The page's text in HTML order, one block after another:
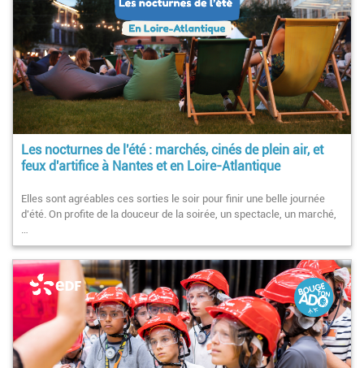
Les nocturnes de l'été : marchés, cinés de plein air, et
feux d'artifice à Nantes et en Loire-Atlantique
Elles sont agréables ces sorties le soir pour finir une belle journée
d'été. On profite de la douceur de la soirée, un spectacle, un marché,
…